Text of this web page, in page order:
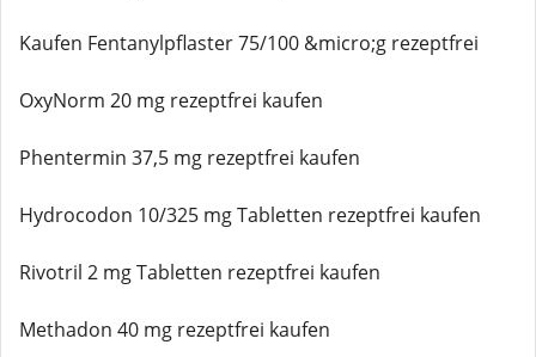
Kaufen Fentanylpflaster 75/100 &micro;g rezeptfrei
OxyNorm 20 mg rezeptfrei kaufen
Phentermin 37,5 mg rezeptfrei kaufen
Hydrocodon 10/325 mg Tabletten rezeptfrei kaufen
Rivotril 2 mg Tabletten rezeptfrei kaufen
Methadon 40 mg rezeptfrei kaufen